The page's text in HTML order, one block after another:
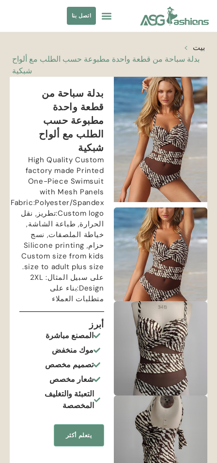
اتصل بنا
بيت >
بدلة سباحة من قطعة واحدة مطبوعة حسب الطلب مع ألواح
شبكية
بدلة سباحة من
قطعة واحدة
مطبوعة حسب
الطلب مع ألواح
شبكية
High Quality Custom
factory made Printed
One-Piece Swimsuit
with Mesh Panels
Fabric:Polyester/Spandex
Custom logo:تطريز, نقل
الحرارة, طباعة الشاشة,
خياطة الملصقات, نسج
حزام, Silicone printing
Custom size from kids
size to adult plus size
.
على سبيل المثال: 2 XL
Design:بناء على
متطلبات العملاء
أبرز
المصنع مباشرة
موك منخفض
تصميم مخصص
شعار مخصص
التعبئة والتغليف
المخصصة
يتعلم أكثر